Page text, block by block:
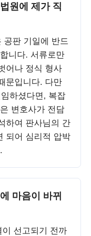
원에 제가 직
공판 기일에 반드
니다. 서류로만
어나 정식 형사
문입니다. 다만
하셨다면, 복잡
변호사가 전담
하여 판사님의 간
되어 심리적 압박
마음이 바뀌
선고되기 전까